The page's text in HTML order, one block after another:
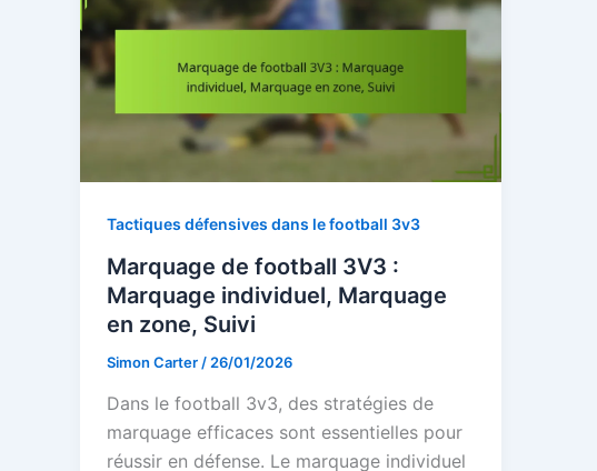
Tactiques défensives dans le football 3v3
Marquage de football 3V3 :
Marquage individuel, Marquage
en zone, Suivi
Simon Carter / 26/01/2026
Dans le football 3v3, des stratégies de
marquage efficaces sont essentielles pour
réussir en défense. Le marquage individuel